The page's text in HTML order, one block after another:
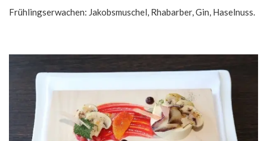
Frühlingserwachen: Jakobsmuschel, Rhabarber, Gin, Haselnuss.